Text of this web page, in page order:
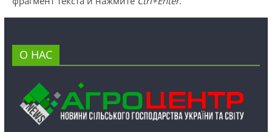
О НАС